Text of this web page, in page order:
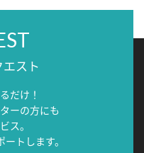
スト
だけ！
ーの方にも
ス。
トします。